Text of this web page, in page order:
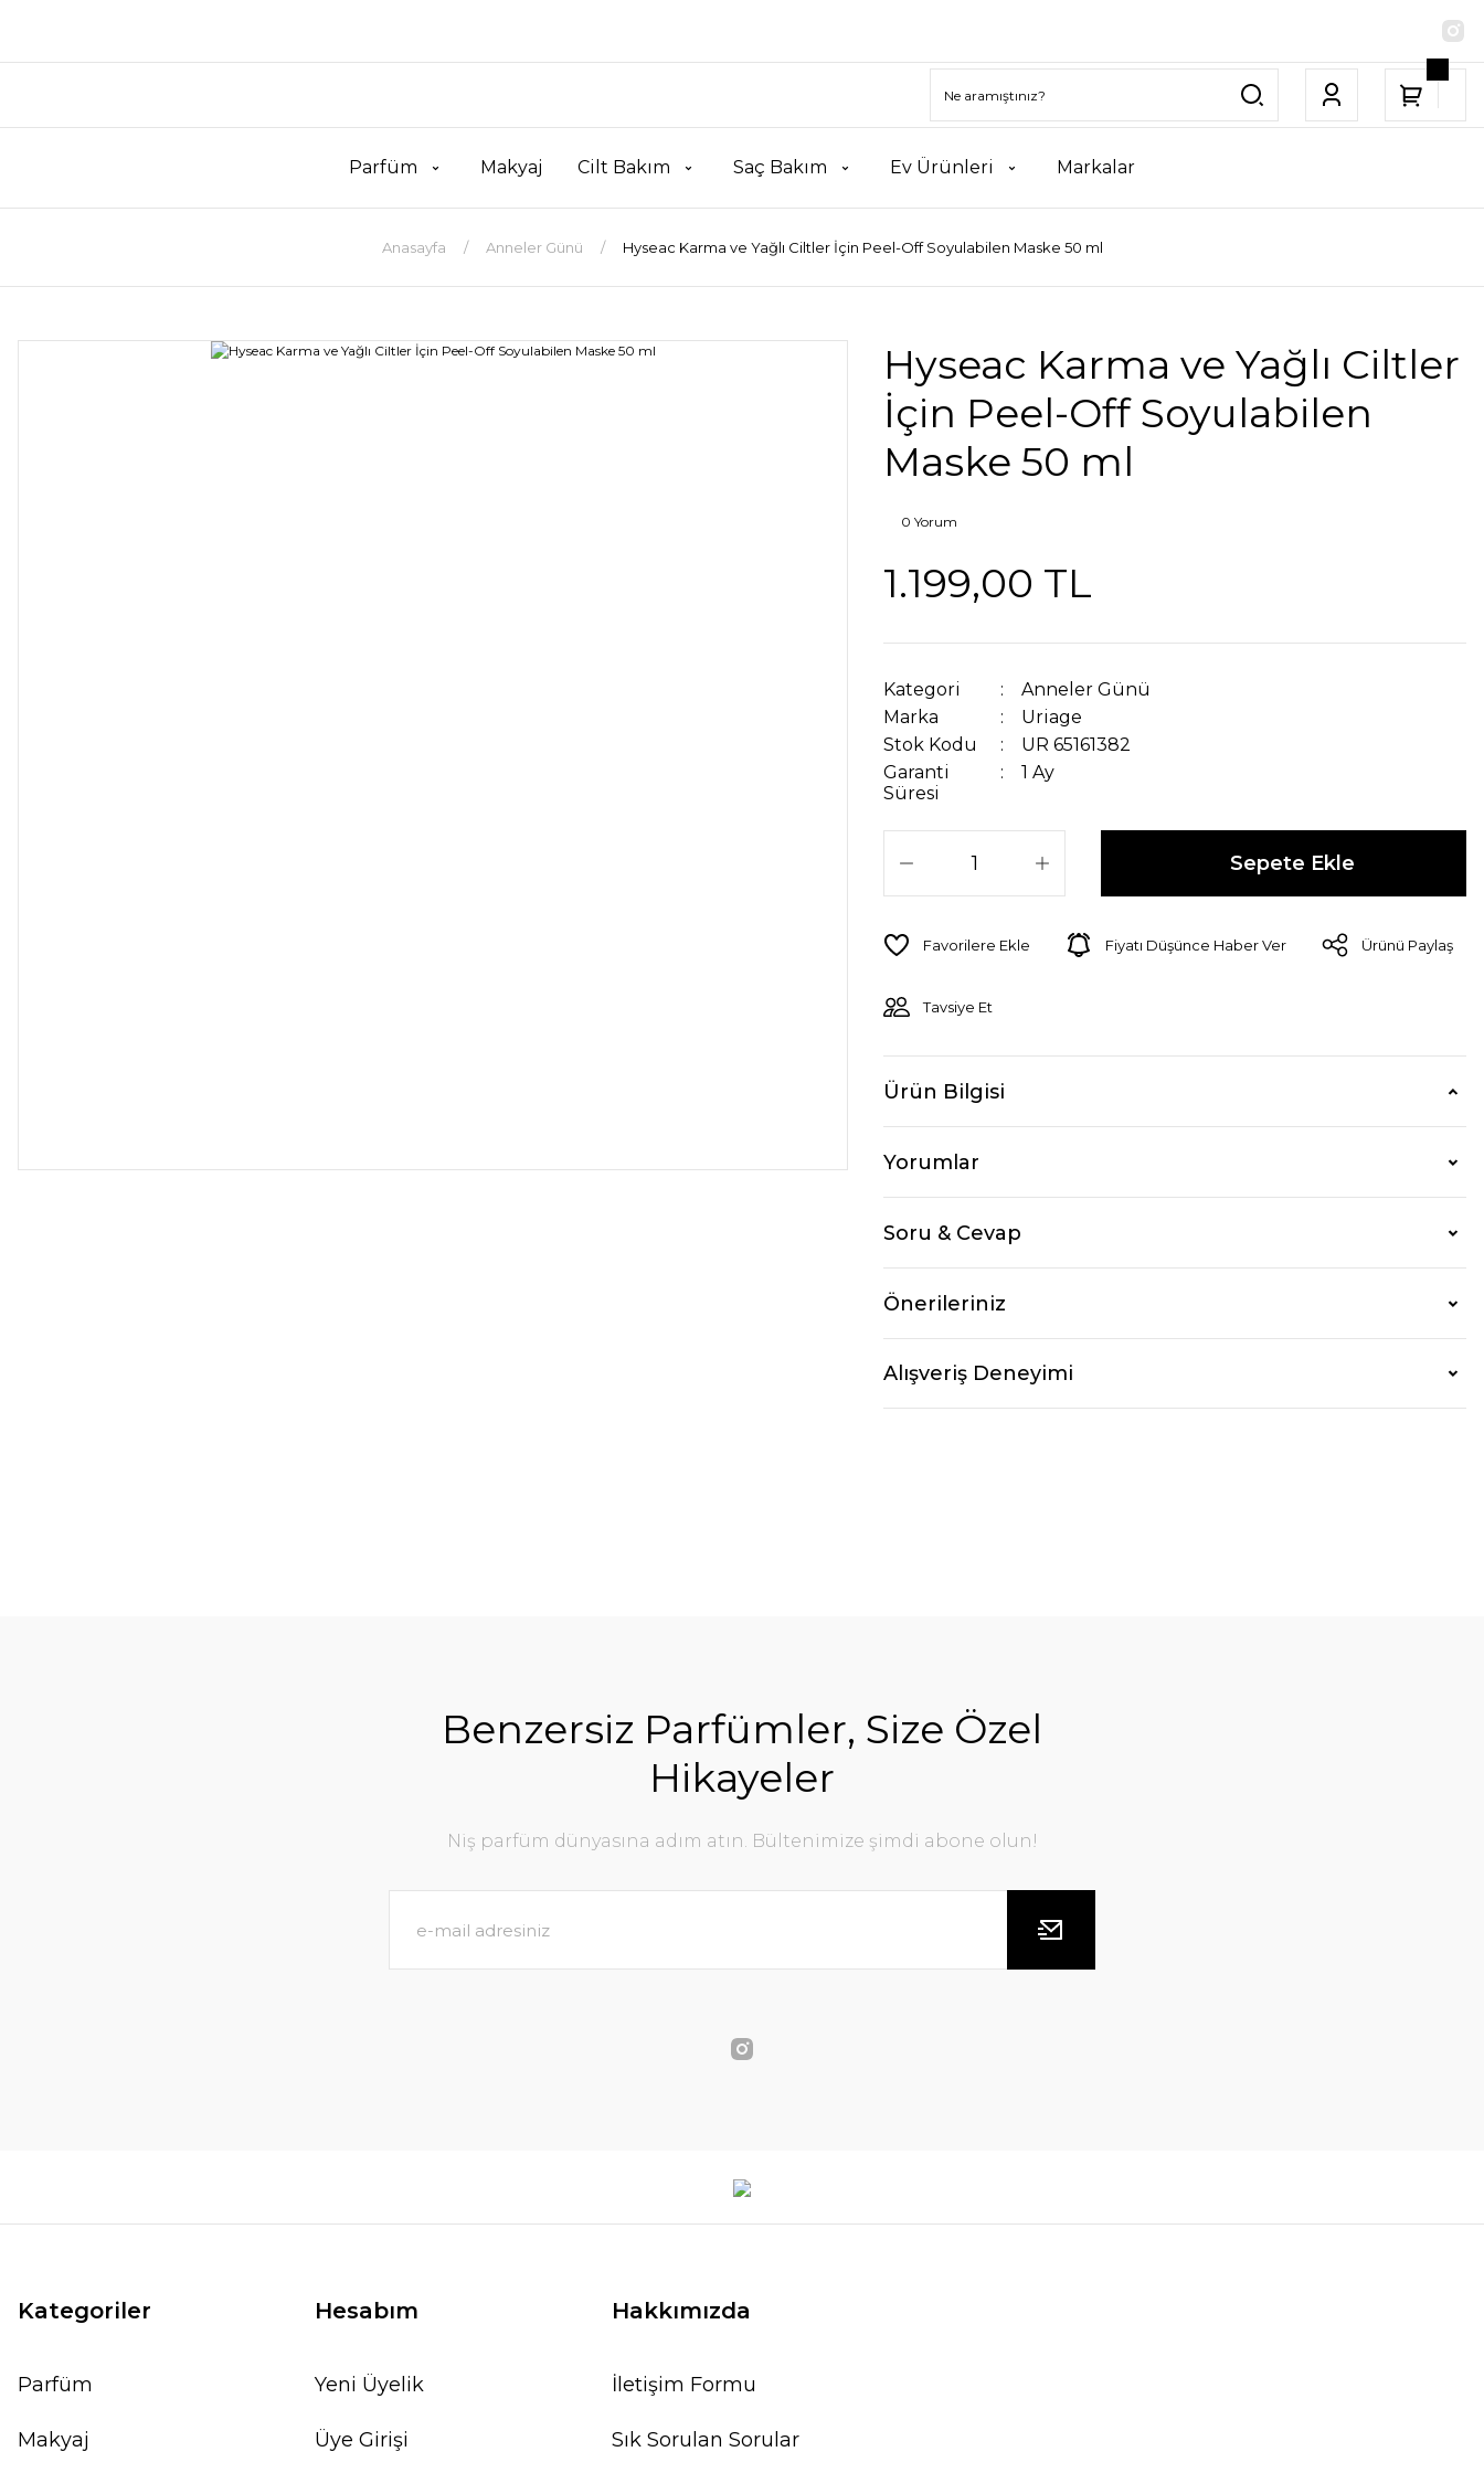
Parfüm Makyaj Cilt Bakım Saç Bakım Ev Ürünleri Markalar
Anasayfa Anneler Günü Hyseac Karma ve Yağlı Ciltler İçin Peel-Off Soyulabilen Maske 50 ml
Hyseac Karma ve Yağlı Ciltler
İçin Peel-Off Soyulabilen
Maske 50 ml
0 Yorum
1.199,00 TL
Kategori
Anneler Günü
Marka
Uriage
Stok Kodu
UR 65161382
Garanti
Süresi
1 Ay
Sepete Ekle
Fiyatı Düşünce Haber Ver Ürünü Paylaş
Tavsiye Et
Ürün Bilgisi
Yorumlar
Soru & Cevap
Önerileriniz
Alışveriş Deneyimi
Benzersiz Parfümler, Size Özel
Hikayeler
Niş parfüm dünyasına adım atın. Bültenimize şimdi abone olun!
Kategoriler
Parfüm
Makyaj
Hesabım
Yeni Üyelik
Üye Girişi
Hakkımızda
İletişim Formu
Sık Sorulan Sorular